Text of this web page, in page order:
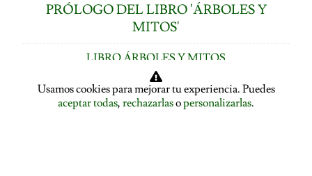
PRÓLOGO DEL LIBRO 'ÁRBOLES Y
MITOS'
LIBRO ÁRBOLES Y MITOS
ÍNDICE DE CAPÍTULOS
LOS ÁRBOLES HABLAN: ASAMBLEA ARBÓREA
Usamos cookies para mejorar tu experiencia. Puedes
aceptar todas, rechazarlasopersonalizarlas.